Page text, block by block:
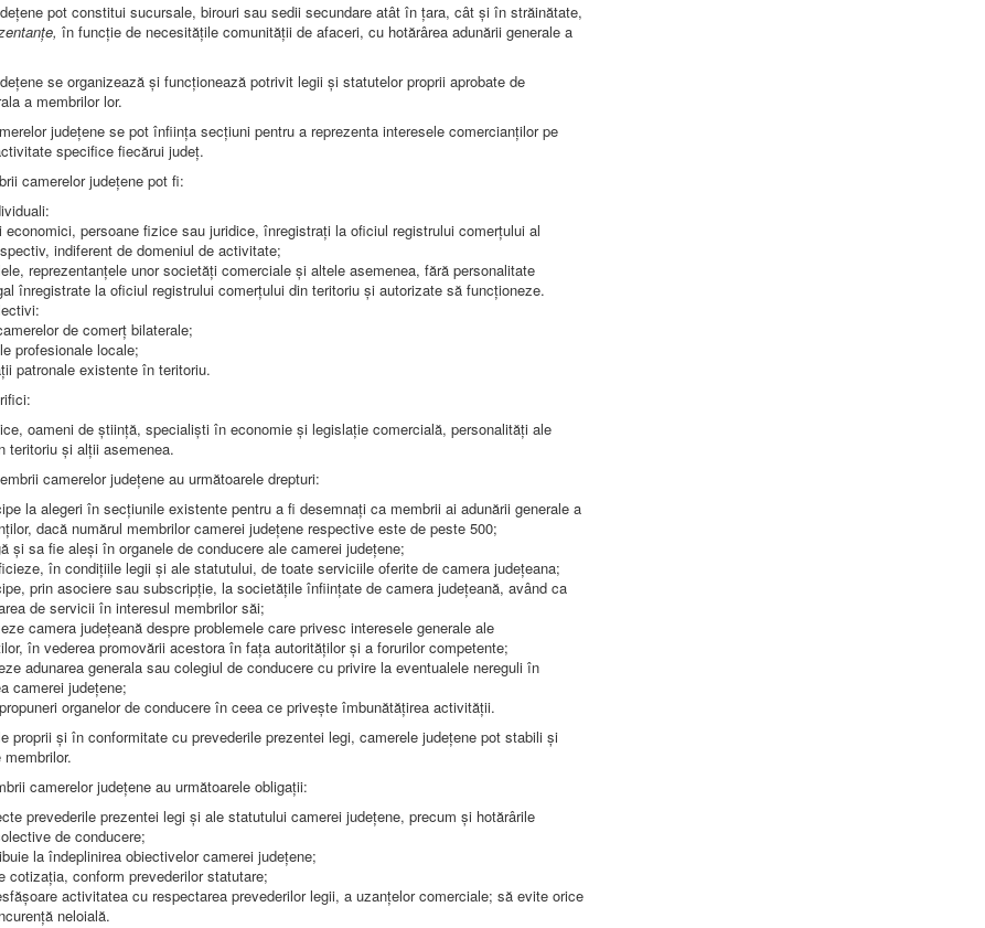
pot constitui sucursale, birouri sau sedii secundare atât în țara, cât și în străinătate,
în funcție de necesitățile comunității de afaceri, cu hotărârea adunării generale a
se organizează și funcționează potrivit legii și statutelor proprii aprobate de
a membrilor lor.
județene se pot înființa secțiuni pentru a reprezenta interesele comercianților pe
specifice fiecărui județ.
camerelor județene pot fi:
economici, persoane fizice sau juridice, înregistrați la oficiul registrului comerțului al
indiferent de domeniul de activitate;
reprezentanțele unor societăți comerciale și altele asemenea, fără personalitate
înregistrate la oficiul registrului comerțului din teritoriu și autorizate să funcționeze.
de comerț bilaterale;
profesionale locale;
patronale existente în teritoriu.
oameni de știință, specialiști în economie și legislație comercială, personalități ale
teritoriu și alții asemenea.
camerelor județene au următoarele drepturi:
la alegeri în secțiunile existente pentru a fi desemnați ca membrii ai adunării generale a
dacă numărul membrilor camerei județene respective este de peste 500;
și sa fie aleși în organele de conducere ale camerei județene;
în condițiile legii și ale statutului, de toate serviciile oferite de camera județeana;
prin asociere sau subscripție, la societățile înființate de camera județeană, având ca
de servicii în interesul membrilor săi;
camera județeană despre problemele care privesc interesele generale ale
în vederea promovării acestora în fața autorităților și a forurilor competente;
adunarea generala sau colegiul de conducere cu privire la eventualele nereguli în
camerei județene;
organelor de conducere în ceea ce privește îmbunătățirea activității.
proprii și în conformitate cu prevederile prezentei legi, camerele județene pot stabili și
camerelor județene au următoarele obligații:
prevederile prezentei legi și ale statutului camerei județene, precum și hotărârile
de conducere;
la îndeplinirea obiectivelor camerei județene;
cotizația, conform prevederilor statutare;
activitatea cu respectarea prevederilor legii, a uzanțelor comerciale; să evite orice
neloială.